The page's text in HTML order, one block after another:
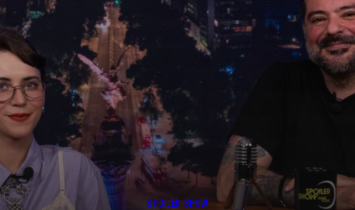
SPOILER SHOW